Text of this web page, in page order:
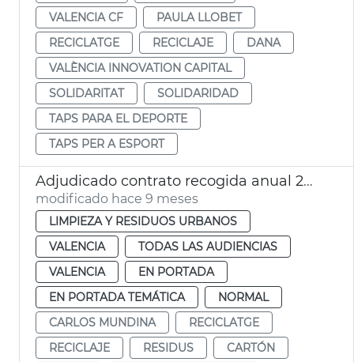
VALENCIA CF
PAULA LLOBET
RECICLATGE
RECICLAJE
DANA
VALÈNCIA INNOVATION CAPITAL
SOLIDARITAT
SOLIDARIDAD
TAPS PARA EL DEPORTE
TAPS PER A ESPORT
Adjudicado contrato recogida anual 24.000 toneladas papel y carton València
modificado hace 9 meses
LIMPIEZA Y RESIDUOS URBANOS
VALENCIA
TODAS LAS AUDIENCIAS
VALENCIA
EN PORTADA
EN PORTADA TEMÁTICA
NORMAL
CARLOS MUNDINA
RECICLATGE
RECICLAJE
RESIDUS
CARTÓN